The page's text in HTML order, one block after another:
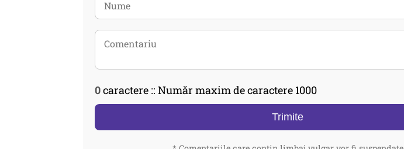
0caractere :: Număr maxim de caractere 1000
Trimite